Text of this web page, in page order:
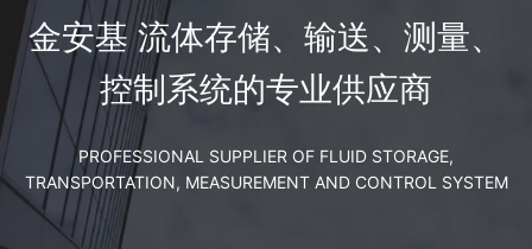
金安基 流体存储、输送、测量、
控制系统的专业供应商
PROFESSIONAL SUPPLIER OF FLUID STORAGE,
TRANSPORTATION, MEASUREMENT AND CONTROL SYSTEM